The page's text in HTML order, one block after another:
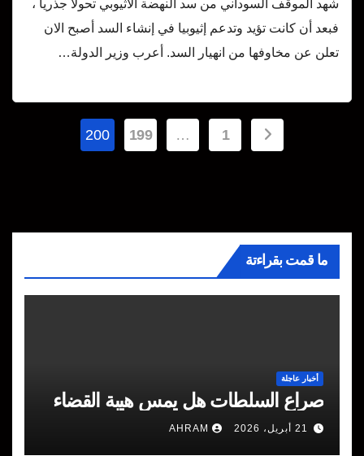
شهد الموقف السوداني من سد النهضة الاثيوبي تحولاً جذرياً ،
فبعد أن كانت تؤيد وتدعم إثيوبيا في إنشاء السد أصبح الان
تعلن عن مخاوفها من انهيار السد. أعرب وزير الدولة…
Posts
1
…
199
200
ما قمت بقراءتة
أخبار عاجلة
صراع السلطات هل يمس هيبة القضاء
21 أبريل، 2026 AHRAM